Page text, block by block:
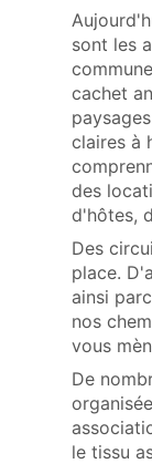
sont les
cachet
claires à
des
d'hôtes,
Des
place.
ainsi
nos
vous
De
le tissu